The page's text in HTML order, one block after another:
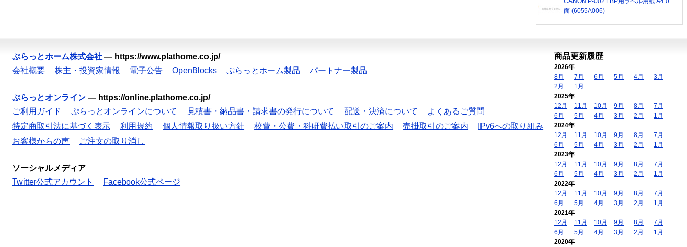
面 (6055A006)
ぷらっとホーム株式会社 — https://www.plathome.co.jp/
会社概要
株主・投資家情報 電子公告 OpenBlocks ぷらっとホーム製品 パートナー製品
ぷらっとオンライン — https://online.plathome.co.jp/
ご利用ガイド
ぷらっとオンラインについて 見積書・納品書・請求書の発行について 配送・決済について
よくあるご質問
特定商取引法に基づく表示
利用規約 個人情報取り扱い方針 校費・公費・科研費払い取引のご案内 売掛取引のご案内
IPv6への取り組み
お客様からの声
ご注文の取り消し
ソーシャルメディア
Twitter公式アカウント
Facebook公式ページ
商品更新履歴
2026年
8月
7月 6月 5月 4月
3月
2月
1月
2025年
12月
11月 10月 9月 8月
7月
6月
5月 4月 3月 2月
1月
2024年
12月
11月 10月 9月 8月
7月
6月
5月 4月 3月 2月
1月
2023年
12月
11月 10月 9月 8月
7月
6月
5月 4月 3月 2月
1月
2022年
12月
11月 10月 9月 8月
7月
6月
5月 4月 3月 2月
1月
2021年
12月
11月 10月 9月 8月
7月
6月
5月 4月 3月 2月
1月
2020年